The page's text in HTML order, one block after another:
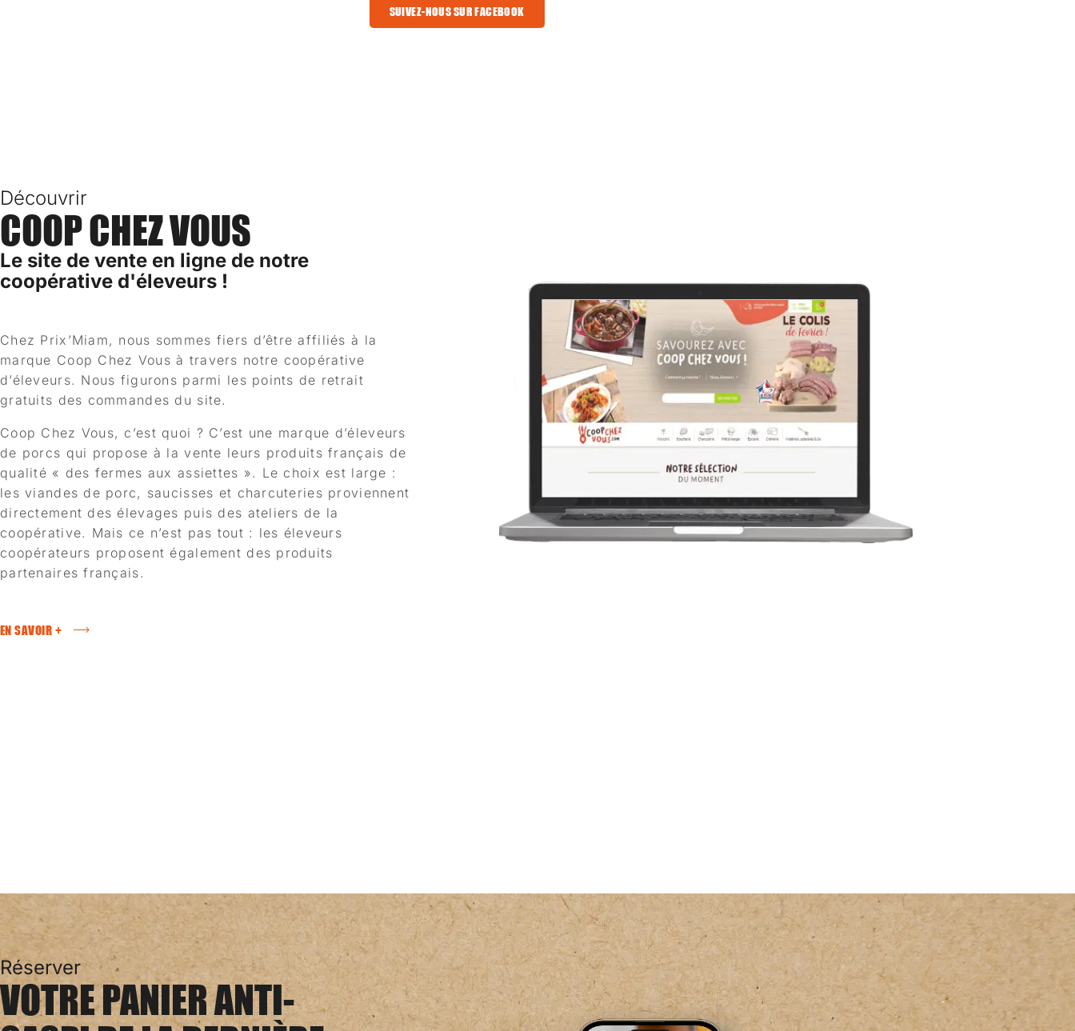
SUIVEZ-NOUS SUR FACEBOOK
Découvrir
COOP CHEZ VOUS
Le site de vente en ligne de notre
coopérative d'éleveurs !
Chez Prix’Miam, nous sommes fiers d’être affiliés à la
marque Coop Chez Vous à travers notre coopérative
d’éleveurs. Nous figurons parmi les points de retrait
gratuits des commandes du site.
Coop Chez Vous, c’est quoi ? C’est une marque d’éleveurs
de porcs qui propose à la vente leurs produits français de
qualité « des fermes aux assiettes ». Le choix est large :
les viandes de porc, saucisses et charcuteries proviennent
directement des élevages puis des ateliers de la
coopérative. Mais ce n’est pas tout : les éleveurs
coopérateurs proposent également des produits
partenaires français.
EN SAVOIR +
Réserver
VOTRE PANIER ANTI-